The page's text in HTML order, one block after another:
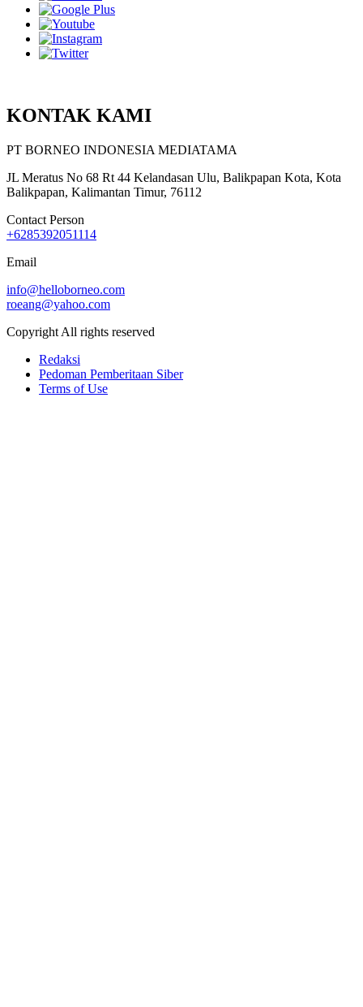
KONTAK KAMI
PT BORNEO INDONESIA MEDIATAMA
JL Meratus No 68 Rt 44 Kelandasan Ulu, Balikpapan Kota, Kota
Balikpapan, Kalimantan Timur, 76112
Contact Person
+6285392051114
Email
info@helloborneo.com
roeang@yahoo.com
Copyright All rights reserved
Redaksi
Pedoman Pemberitaan Siber
Terms of Use